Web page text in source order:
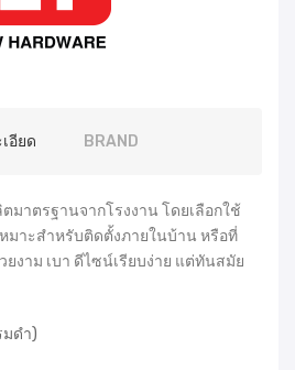
อียด BRAND
มาตรฐานจากโรงงาน โดยเลือกใช้
มาะสำหรับติดตั้งภายในบ้าน หรือที่
งาม เบา ดีไซน์เรียบง่าย แต่ทันสมัย
มดำ)